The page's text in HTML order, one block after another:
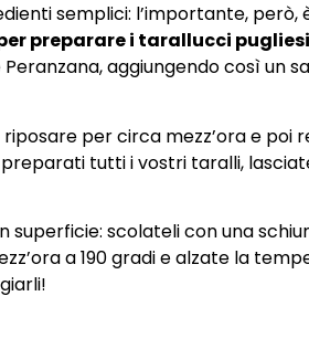
semplici: l’importante, però,
preparare i tarallucci pugliesi
aggiungendo così un
per circa mezz’ora e poi
tutti i vostri taralli,
scolateli con una
a 190 gradi e alzate la